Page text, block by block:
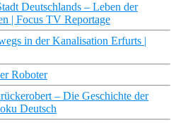
Deutschlands – Leben der
| Focus TV Reportage
in der Kanalisation Erfurts |
Roboter
– Die Geschichte der
Deutsch